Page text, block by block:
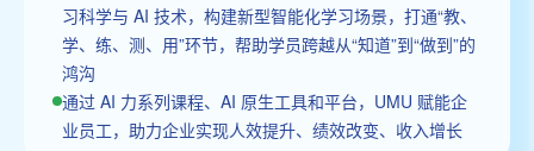
习科学与 AI 技术，构建新型智能化学习场景，打通“教、
学、练、测、用”环节，帮助学员跨越从“知道”到“做到”的
鸿沟
通过 AI 力系列课程、AI 原生工具和平台，UMU 赋能企
业员工，助力企业实现人效提升、绩效改变、收入增长